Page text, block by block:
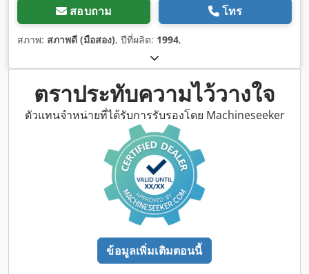
สอบถาม โทร
สภาพ: สภาพดี (มือสอง), ปีที่ผลิต: 1994,
ตราประทับความไว้วางใจ
ตัวแทนจำหน่ายที่ได้รับการรับรองโดย Machineseeker
ข้อมูลเพิ่มเติมตอนนี้